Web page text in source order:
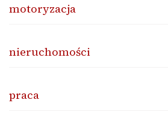
motoryzacja
nieruchomości
praca